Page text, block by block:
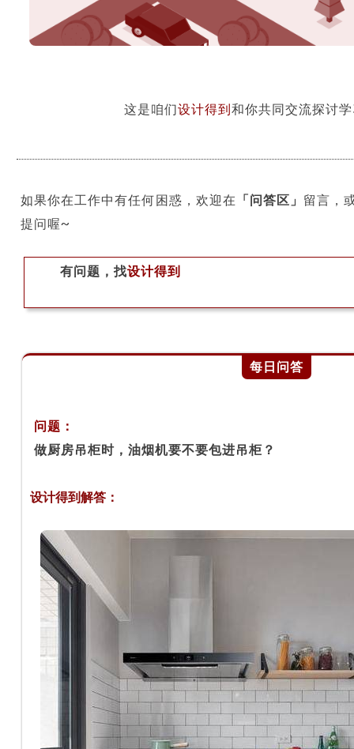
这是咱们设计得到和你共同交流探讨
如果你在工作中有任何困惑，欢迎在 「问答区」 留言，
提问喔~
有问题，找设计得到
每日问答
问题：
做厨房吊柜时，油烟机要不要包进吊柜？
设计得到解答：